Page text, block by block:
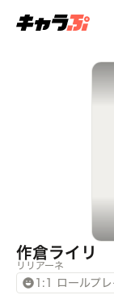
作倉ライリ
リリアーネ
1:1 ロールプレ